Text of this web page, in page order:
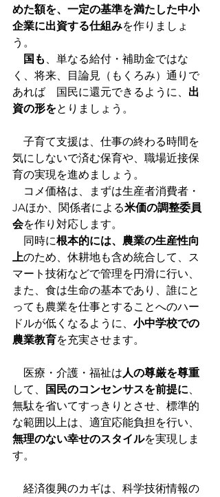
めた額を、一定の基準を満たした中小
企業に出資する仕組みを作りましょ
う。
国も
、単なる給付・補助金ではな
く、将来、目論見（もくろみ）通りで
あれば　国民に還元できるように、 出
資の形をとりましょう。
子育て支援は、仕事の終わる時間を
気にしないで済む保育や、職場近接保
育の実現を進めましょう。
コメ価格は、まずは生産者消費者・
JAほか、関係者による米価の調整委員
会を作り対応します。
同時に根本的には、農業の生産性向
上のため、休耕地も含め統合して、ス
マート技術などで管理を円滑に行い、
また、食は生命の基本であり、誰にと
っても農業を仕事とすることへのハー
ドルが低くなるように、 小中学校での
農業教育を充実させます。
医療・介護・福祉は 人の尊厳を尊重
して、
国民のコンセンサスを前提に
無駄を省いてすっきりとさせ、標準的
な範囲以上は、適宜応能負担を行い、
無理のない幸せのスタイルを実現しま
す。
経済復興のカギは、科学技術情報の